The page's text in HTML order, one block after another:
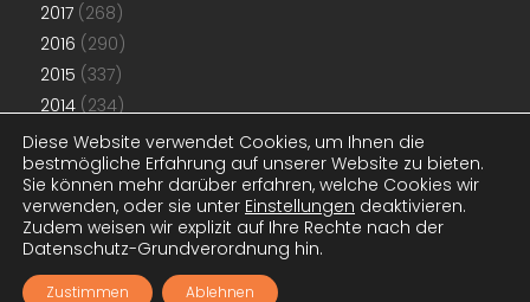
2017 (268)
2016 (290)
2015 (337)
2014 (234)
2013(192)
2012(181)
2011(48)
© 2011-2026www.konjunktion.info. Alle Artikel stehen unter der
BY-NC-SA-Lizenz. Designanpassungen
Diese Website verwendet Cookies, um Ihnen die
bestmögliche Erfahrung auf unserer Website zu bieten.
Sie können mehr darüber erfahren, welche Cookies wir
verwenden, oder sie unter Einstellungen deaktivieren.
Zudem weisen wir explizit auf Ihre Rechte nach der
Datenschutz-Grundverordnung hin.
Zustimmen Ablehnen